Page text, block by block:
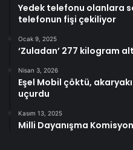
Yedek telefonu olanlara
telefonun fişi çekiliyor
Ocak 9, 2025
‘Zuladan’ 277 kilogram
Nisan 3, 2026
Eşel Mobil çöktü,
uçurdu
Kasım 13, 2025
Milli Dayanışma